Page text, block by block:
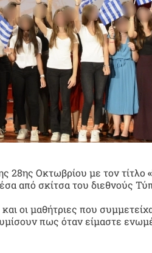
28ης Οκτωβρίου με τον τίτλο
από σκίτσα του διεθνούς
οι μαθήτριες που
πως όταν είμαστε